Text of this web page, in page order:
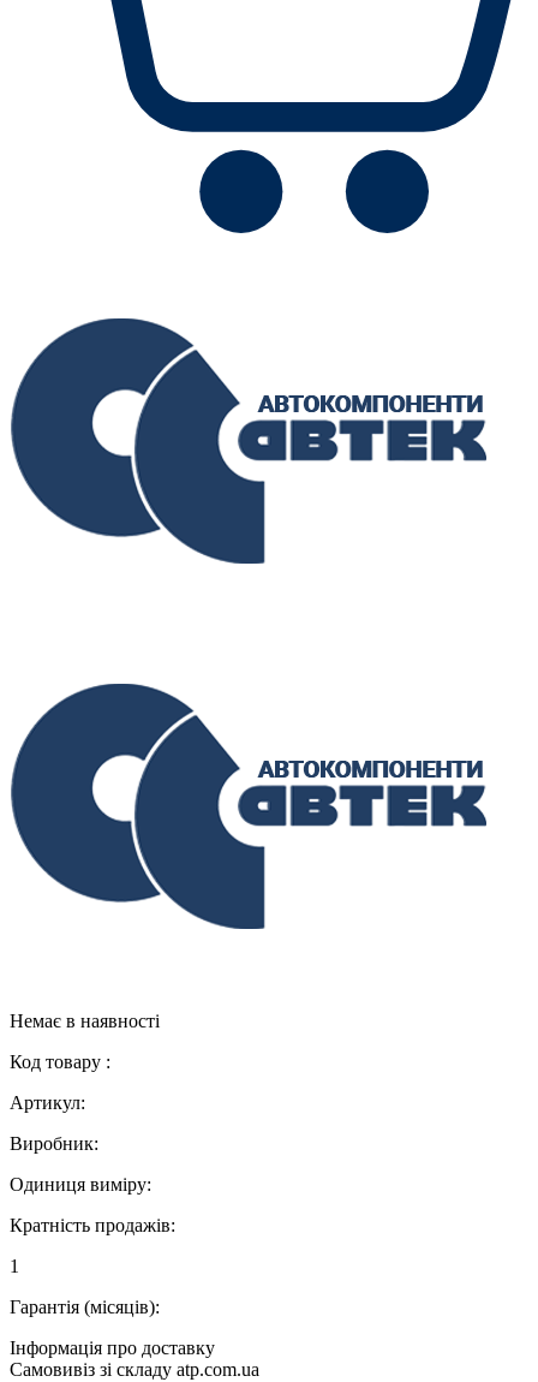
Немає в наявності
Код товару :
Артикул:
Виробник:
Одиниця виміру:
Кратність продажів:
1
Гарантія (місяців):
Інформація про доставку
Самовивіз зі складу atp.com.ua